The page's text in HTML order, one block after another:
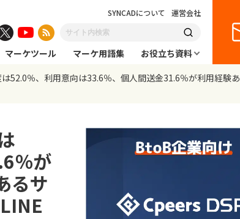
SYNCADについて 運営会社
マーケツール マーケ用語集
お役立ち資料
52.0％、利用意向は33.6％、個人間送金31.6％が利用経験
％が
るサ